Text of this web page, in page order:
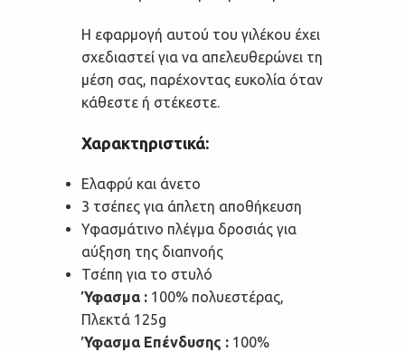
Η εφαρμογή αυτού του γιλέκου έχει
σχεδιαστεί για να απελευθερώνει τη
μέση σας, παρέχοντας ευκολία όταν
κάθεστε ή στέκεστε.
Χαρακτηριστικά:
Ελαφρύ και άνετο
3 τσέπες για άπλετη αποθήκευση
Υφασμάτινο πλέγμα δροσιάς για
αύξηση της διαπνοής
Τσέπη για το στυλό
Ύφασμα : 100% πολυεστέρας,
Πλεκτά 125g
Ύφασμα Επένδυσης : 100%